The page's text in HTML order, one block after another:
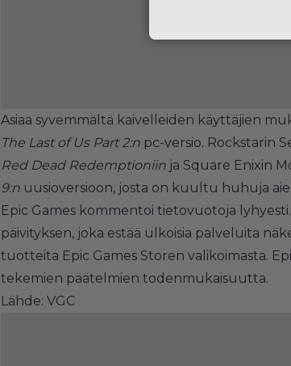
Asiaa syvemmältä kaivelleiden käyttäjien
The Last of Us Part 2:n pc-versio. Rockstarin
Red Dead Redemptioniin ja Square Enixin
9:n uusioversioon, josta on kuultu huhuja
Epic Games kommentoi tietovuotoja
päivityksen, joka estää ulkoisia palveluita
tuotteita Epic Games Storen valikoimasta.
tekemien päätelmien todenmukaisuutta.
Lähde: VGC